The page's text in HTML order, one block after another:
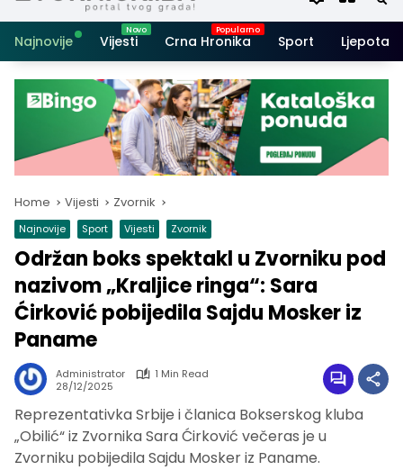
Najnovije Vijesti Crna Hronika Sport Ljepota i
Home Vijesti Zvornik
Najnovije Sport Vijesti Zvornik
Održan boks spektakl u Zvorniku pod
nazivom „Kraljice ringa“: Sara
Ćirković pobijedila Sajdu Mosker iz
Paname
Administrator
1 Min Read
28/12/2025
Reprezentativka Srbije i članica Bokserskog kluba
„Obilić“ iz Zvornika Sara Ćirković večeras je u
Zvorniku pobijedila Sajdu Mosker iz Paname.